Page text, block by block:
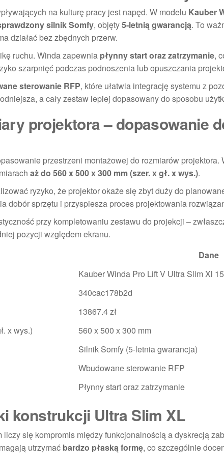
na kulturę pracy jest napęd. W modelu Kauber
silnik Somfy, objęty5-letnią gwarancją. To
działać bez zbędnych przerw.
ruchu. Winda zapewnia płynny start oraz zatrzymanie,
szarpnięć podczas podnoszenia lub opuszczania
sterowanie RFP, które ułatwia integrację systemu z
a cały zestaw lepiej dopasowany do sposobu
projektora – dopasowanie
przestrzeni montażowej do rozmiarów projektora.
aż do 560 x 500 x 300 mm (szer. x gł. x wys.).
ryzyko, że projektor okaże się zbyt duży do
dobór sprzętu i przyspiesza proces projektowania
przy kompletowaniu zestawu do projekcji –
pozycji względem ekranu.
Dane
Kauber Winda Pro Lift V Ultra Slim Xl
340cac178b2d
13867.4 zł
x wys.)
560 x 500 x 300 mm
Silnik Somfy (5-letnia gwarancja)
Wbudowane sterowanie RFP
Płynny start oraz zatrzymanie
konstrukcji Ultra Slim XL
się kompromis między funkcjonalnością a dyskrecją
utrzymać bardzo płaską formę, co szczególnie